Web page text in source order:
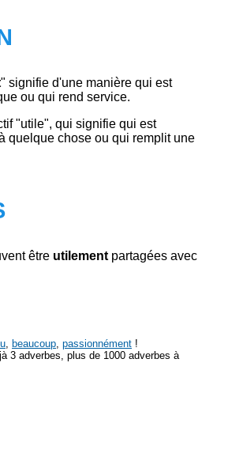
" signifie d'une manière qui est
ou qui rend service.
"utile", qui signifie qui est
quelque chose ou qui remplit une
être utilement partagées avec
, beaucoup, passionnément !
3 adverbes, plus de 1000 adverbes à